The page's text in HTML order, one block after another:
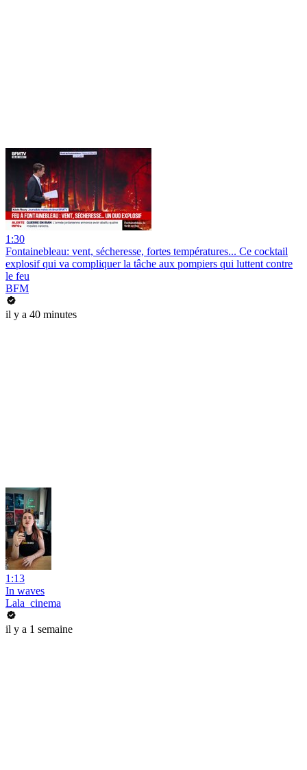
1:30
Fontainebleau: vent, sécheresse, fortes températures... Ce cocktail
explosif qui va compliquer la tâche aux pompiers qui luttent contre
le feu
BFM
il y a 40 minutes
1:13
In waves
Lala_cinema
il y a 1 semaine